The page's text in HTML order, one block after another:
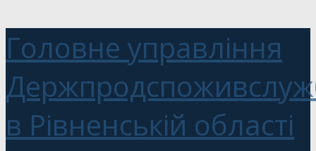
Головне управління
в Рівненській області